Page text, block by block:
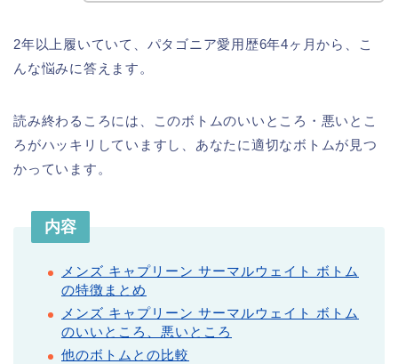
2年以上履いていて、パタゴニア愛用歴6年4ヶ月から、こ
んな悩みに答えます。
読み終わるころには、このボトムのいいところ・悪いとこ
ろがハッキリしていますし、あなたに適切なボトムが見つ
かっています。
内容
メンズ キャプリーン サーマルウェイト ボトム
の特徴まとめ
メンズ キャプリーン サーマルウェイト ボトム
のいいところ、悪いところ
他のボトムとの比較